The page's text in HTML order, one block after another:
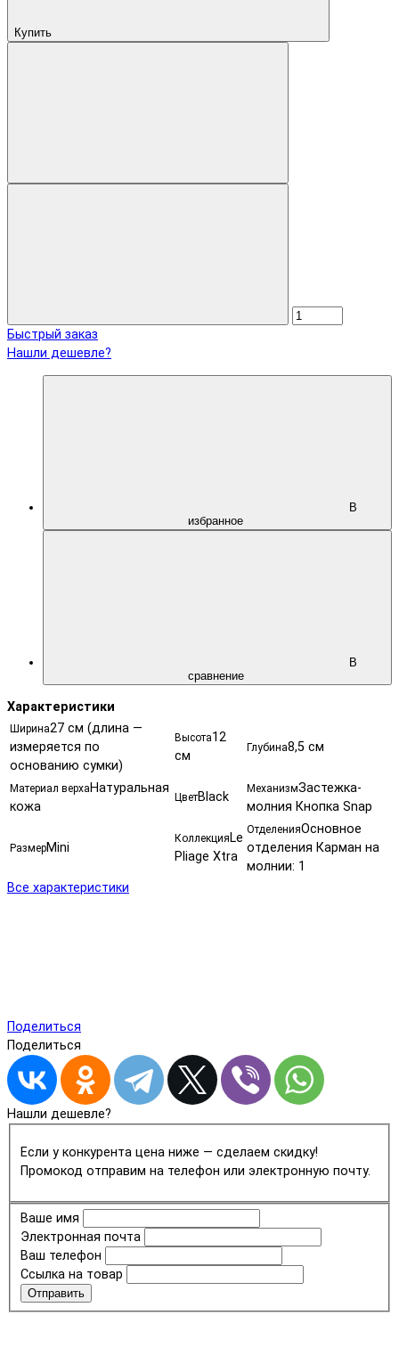
Купить
Быстрый заказ
Нашли дешевле?
В
избранное
В
сравнение
Характеристики
Ширина27 см (длина —
измеряется по
основанию сумки)
Высота12
см
Глубина8,5 см
Материал верха Натуральная
кожа
ЦветBlack
МеханизмЗастежка-
молния Кнопка Snap
РазмерMini
Коллекция Le
Pliage Xtra
ОтделенияОсновное
отделения Карман на
молнии: 1
Все характеристики
Поделиться
Поделиться
Нашли дешевле?
Если у конкурента цена ниже — сделаем скидку!
Промокод отправим на телефон или электронную почту.
Ваше имя
Электронная почта
Ваш телефон
Ссылка на товар
Отправить